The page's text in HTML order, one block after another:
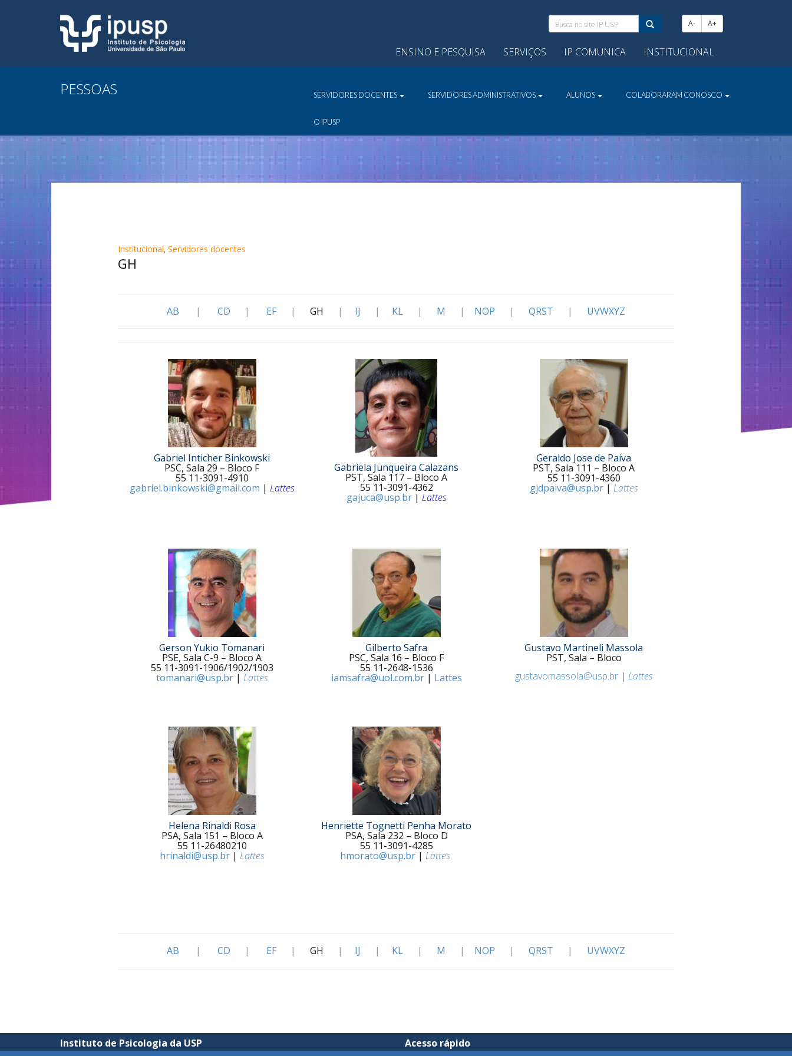
Busca
no
site
IP
A- A+
ENSINO E PESQUISA SERVIÇOS IP COMUNICA INSTITUCIONAL
PESSOAS SERVIDORES DOCENTES SERVIDORES ADMINISTRATIVOS ALUNOS COLABORARAM CONOSCO
O IPUSP
Institucional, Servidores docentes
GH
AB | CD | EF | GH | IJ | KL | M | NOP | QRST | UVWXYZ
Gabriel Inticher Binkowski
PSC, Sala 29 – Bloco F
55 11-3091-4910
gabriel.binkowski@gmail.com | Lattes
Gabriela Junqueira Calazans
PST, Sala 117 – Bloco A
55 11-3091-4362
gajuca@usp.br| Lattes
Geraldo Jose de Paiva
PST, Sala 111 – Bloco A
55 11-3091-4360
gjdpaiva@usp.br| Lattes
Gerson Yukio Tomanari
PSE, Sala C-9 – Bloco A
55 11-3091-1906/1902/1903
tomanari@usp.br| Lattes
Gilberto Safra
PSC, Sala 16 – Bloco F
55 11-2648-1536
iamsafra@uol.com.br| Lattes
Gustavo Martineli Massola
PST, Sala – Bloco
gustavomassola@usp.br| Lattes
Helena Rinaldi Rosa
PSA, Sala 151 – Bloco A
55 11-26480210
hrinaldi@usp.br| Lattes
Henriette Tognetti Penha Morato
PSA, Sala 232 – Bloco D
55 11-3091-4285
hmorato@usp.br | Lattes
AB | CD | EF | GH | IJ | KL | M | NOP | QRST | UVWXYZ
Instituto de Psicologia da USP Acesso rápido